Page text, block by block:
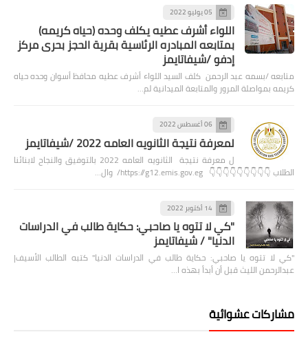
05 يوليو 2022
اللواء أشرف عطيه يكلف وحده (حياه كريمه)
بمتابعه المبادره الرئاسية بقرية الحجز بحرى مركز
إدفو /شيفاتايمز
متابعه /بسمه عبد الرحمن كلف السيد اللواء أشرف عطيه محافظ أسوان وحده حياه
كريمه بمواصلة المرور والمتابعة الميدانية لم…
06 أغسطس 2022
لمعرفة نتيجة الثانويه العامه 2022 /شيفاتايمز
ل معرفة نتيجة الثانويه العامه 2022 بالتوفيق والنجاح لابنائنا
الطلاب 👇👇👇👇👇👇👇👇👇 https://g12.emis.gov.eg/ وال…
14 أكتوبر 2022
"كي لا تتوه يا صاحبي: حكاية طالب في الدراسات
الدنيا" / شيفاتايمز
"كي لا تتوه يا صاحبي: حكاية طالب في الدراسات الدنيا" كتبه الطالب الأسيف|
عبدالرحمن الليث قبل أن أبدأ بهذه ا…
مشاركات عشوائية